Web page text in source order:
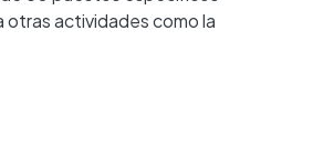
otras actividades como la